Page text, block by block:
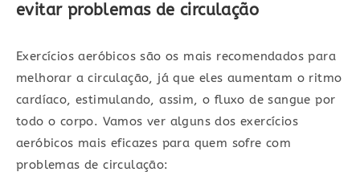
evitar problemas de circulação
Exercícios aeróbicos são os mais recomendados para
melhorar a circulação, já que eles aumentam o ritmo
cardíaco, estimulando, assim, o fluxo de sangue por
todo o corpo. Vamos ver alguns dos exercícios
aeróbicos mais eficazes para quem sofre com
problemas de circulação: